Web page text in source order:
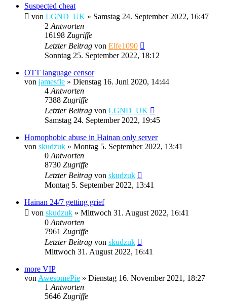
Suspected cheat
von LGND_UK » Samstag 24. September 2022, 16:47
2 Antworten
16198 Zugriffe
Letzter Beitrag von Elfe1090
Sonntag 25. September 2022, 18:12
OTT language censor
von jamesfle » Dienstag 16. Juni 2020, 14:44
4 Antworten
7388 Zugriffe
Letzter Beitrag von LGND_UK
Samstag 24. September 2022, 19:45
Homophobic abuse in Hainan only server
von skudzuk » Montag 5. September 2022, 13:41
0 Antworten
8730 Zugriffe
Letzter Beitrag von skudzuk
Montag 5. September 2022, 13:41
Hainan 24/7 getting grief
von skudzuk » Mittwoch 31. August 2022, 16:41
0 Antworten
7961 Zugriffe
Letzter Beitrag von skudzuk
Mittwoch 31. August 2022, 16:41
more VIP
von AwesomePie » Dienstag 16. November 2021, 18:27
1 Antworten
5646 Zugriffe